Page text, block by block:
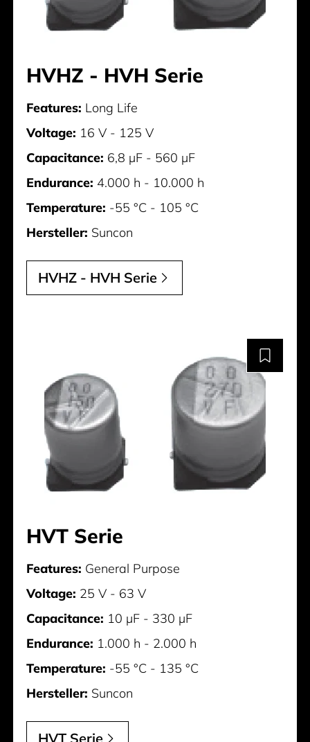
HVHZ - HVH Serie
Features: Long Life
Voltage: 16 V - 125 V
Capacitance: 6,8 µF - 560 µF
Endurance: 4.000 h - 10.000 h
Temperature: -55 °C - 105 °C
Hersteller: Suncon
HVHZ - HVH Serie
HVT Serie
Features: General Purpose
Voltage: 25 V - 63 V
Capacitance: 10 µF - 330 µF
Endurance: 1.000 h - 2.000 h
Temperature: -55 °C - 135 °C
Hersteller: Suncon
HVT Serie